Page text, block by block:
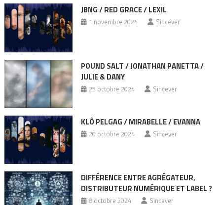
JBNG / RED GRACE / LEXIL
1 novembre 2024 Sincever
POUND SALT / JONATHAN PANETTA /
JULIE & DANY
25 octobre 2024 Sincever
KLÔ PELGAG / MIRABELLE / EVANNA
20 octobre 2024 Sincever
DIFFÉRENCE ENTRE AGRÉGATEUR,
DISTRIBUTEUR NUMÉRIQUE ET LABEL ?
8 octobre 2024 Sincever